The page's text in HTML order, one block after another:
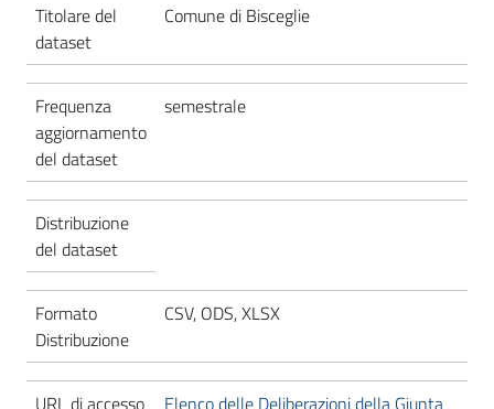
Titolare del
dataset
Comune di Bisceglie
Frequenza
aggiornamento
del dataset
semestrale
Distribuzione
del dataset
Formato
Distribuzione
CSV, ODS, XLSX
URL di accesso Elenco delle Deliberazioni della Giunta